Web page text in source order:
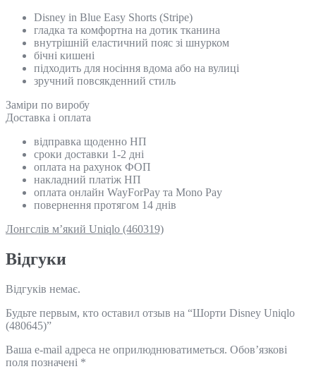
Disney in Blue Easy Shorts (Stripe)
гладка та комфортна на дотик тканина
внутрішній еластичний пояс зі шнурком
бічні кишені
підходить для носіння вдома або на вулиці
зручний повсякденний стиль
Замiри по виробу
Доставка і оплата
відправка щоденно НП
сроки доставки 1-2 дні
оплата на рахунок ФОП
накладний платіж НП
оплата онлайн WayForPay та Mono Pay
повернення протягом 14 днів
Лонгслів м’який Uniqlo (460319)
Відгуки
Відгуків немає.
Будьте первым, кто оставил отзыв на “Шорти Disneу Uniqlo
(480645)”
Ваша e-mail адреса не оприлюднюватиметься. Обов’язкові
поля позначені *